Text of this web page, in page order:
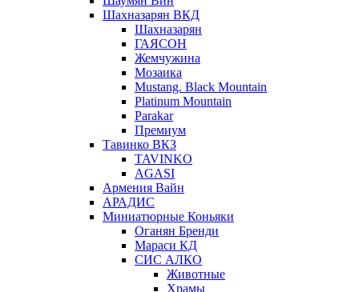
Шахназарян ВКД
Шахназарян
ГАЯСОН
Жемчужина
Мозаика
Mustang. Black Mountain
Platinum Mountain
Parakar
Премиум
Тавинко ВКЗ
TAVINKO
AGASI
Армения Вайн
АРАДИС
Миниатюрные Коньяки
Оганян Бренди
Мараси КД
СИС АЛКО
Животные
Храмы